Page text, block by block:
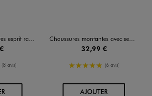
garçon - Buggy
moyenne
(8 avis)
AU PANIER
Chaussures montantes avec semelle crantée garçon - Buggy
32,99 €
5/5 de moyenne
(6 avis)
AJOUTERAU PANIER